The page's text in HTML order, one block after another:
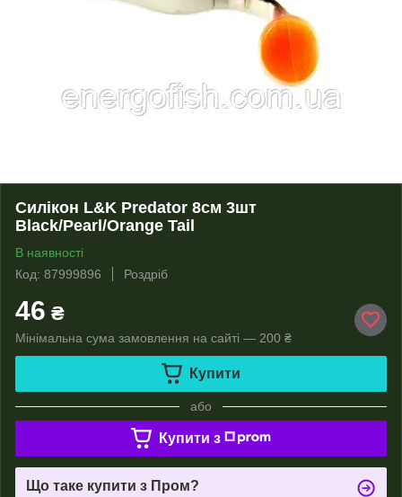
Силікон L&K Predator 8см 3шт
Black/Pearl/Orange Tail
В наявності
Код: 87999896
Роздріб
46 ₴
Мінімальна сума замовлення на сайті — 200 ₴
Купити
або
Купити з
Що таке купити з Пром?